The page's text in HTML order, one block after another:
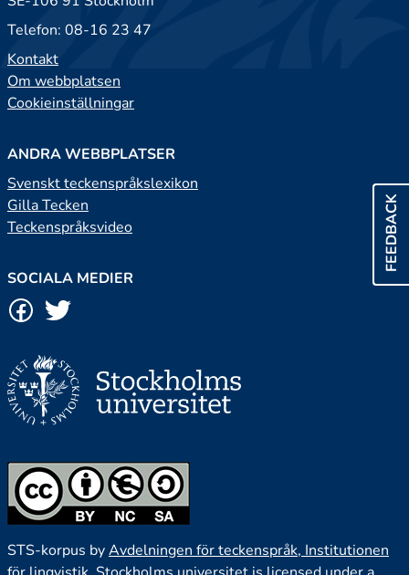
FEEDBACK
Telefon: 08-16 23 47
Kontakt
Om webbplatsen
Cookieinställningar
ANDRA WEBBPLATSER
Svenskt teckenspråkslexikon
Gilla Tecken
Teckenspråksvideo
SOCIALA MEDIER
STS-korpus byAvdelningen för teckenspråk, Institutionen